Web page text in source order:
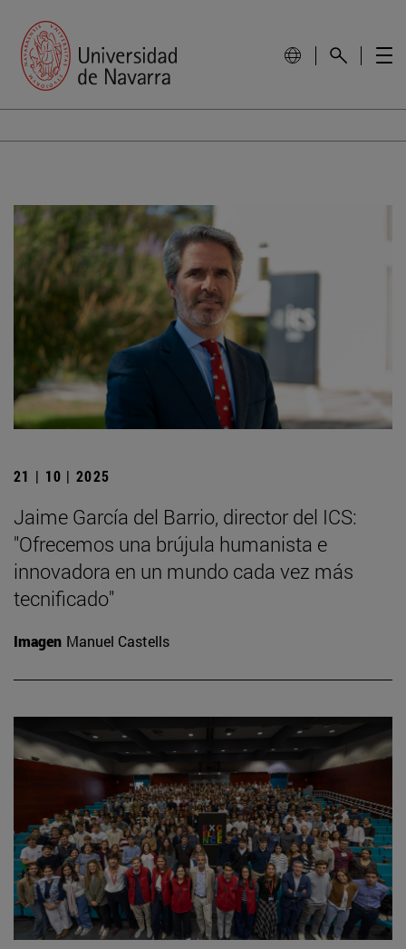
21 | 10 | 2025
Jaime García del Barrio, director del ICS:
"Ofrecemos una brújula humanista e
innovadora en un mundo cada vez más
tecnificado"
Imagen Manuel Castells